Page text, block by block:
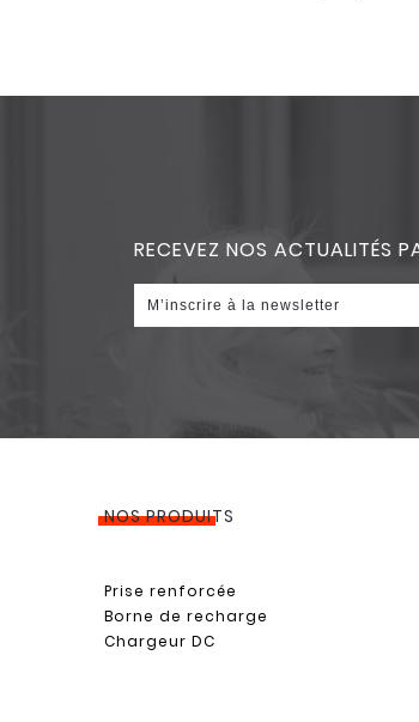
RECEVEZ NOS ACTUALITÉS
NOS PRODUITS
Prise renforcée
Borne de recharge
Chargeur DC